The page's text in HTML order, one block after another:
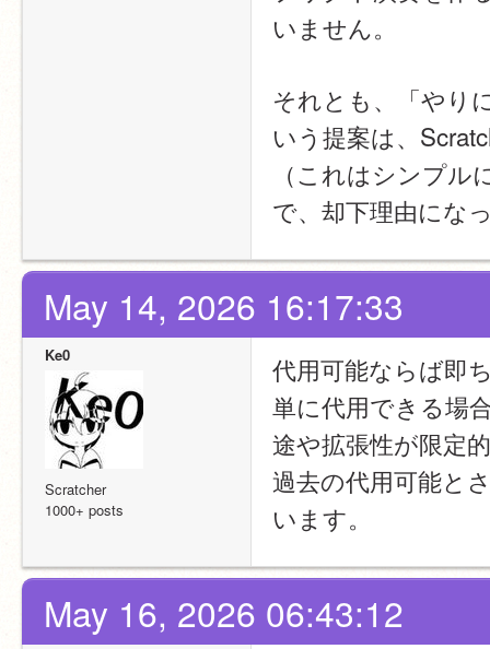
いません。
それとも、「やり
いう提案は、
（これはシンプ
で、却下理由にな
May 14, 2026 16:17:33
Ke0
Scratcher
1000+ posts
代用可能ならば即
単に代用できる場
途や拡張性が限定
過去の代用可能と
います。
May 16, 2026 06:43:12